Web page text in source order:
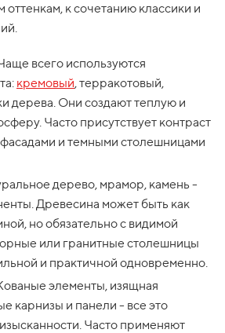
к сочетанию классики и
всего используются
кремовый, терракотовый,
дерева. Они создают теплую и
Часто присутствует контраст
и темными столешницами
дерево, мрамор, камень -
Древесина может быть как
но обязательно с видимой
или гранитные столешницы
и практичной одновременно.
элементы, изящная
карнизы и панели - все это
Часто применяют